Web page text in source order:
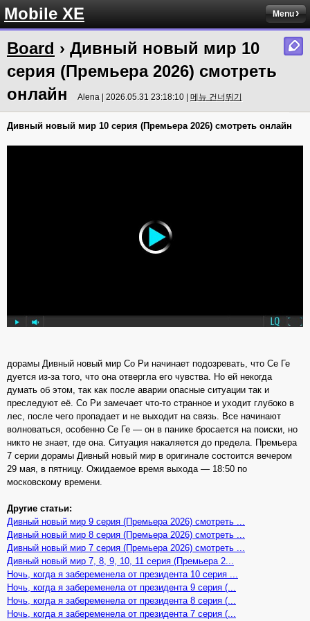
Mobile XE Menu
Board › Дивный новый мир 10
серия (Премьера 2026) смотреть
онлайн
Alena | 2026.05.31 23:18:10 | 메뉴 건너뛰기
Дивный новый мир 10 серия (Премьера 2026) смотреть онлайн
дорамы Дивный новый мир Со Ри начинает подозревать, что Се Ге
дуется из-за того, что она отвергла его чувства. Но ей некогда
думать об этом, так как после аварии опасные ситуации так и
преследуют её. Со Ри замечает что-то странное и уходит глубоко в
лес, после чего пропадает и не выходит на связь. Все начинают
волноваться, особенно Се Ге — он в панике бросается на поиски, но
никто не знает, где она. Ситуация накаляется до предела. Премьера
7 серии дорамы Дивный новый мир в оригинале состоится вечером
29 мая, в пятницу. Ожидаемое время выхода — 18:50 по
московскому времени.
Другие статьи:
Дивный новый мир 9 серия (Премьера 2026) смотреть ...
Дивный новый мир 8 серия (Премьера 2026) смотреть ...
Дивный новый мир 7 серия (Премьера 2026) смотреть ...
Дивный новый мир 7, 8, 9, 10, 11 серия (Премьера 2...
Ночь, когда я забеременела от президента 10 серия ...
Ночь, когда я забеременела от президента 9 серия (...
Ночь, когда я забеременела от президента 8 серия (...
Ночь, когда я забеременела от президента 7 серия (...